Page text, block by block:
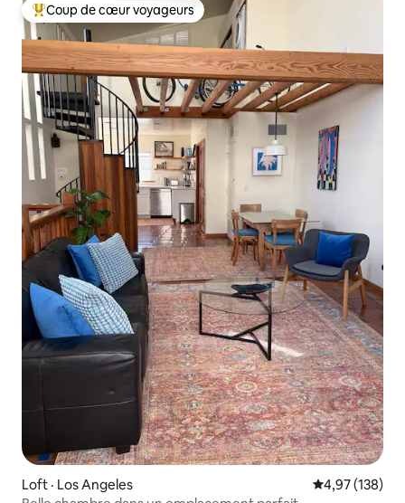
Coup de cœur voyageurs parmi les plus aimés
Coup de cœur voyageurs
Loft · Los Angeles Note
4,97 (138)